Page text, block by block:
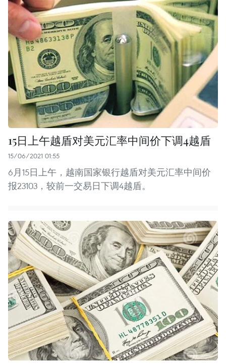
15日上午越盾对美元汇率中间价下调4越盾
15/06/2021 01:55
6月15日上午，越南国家银行越盾对美元汇率中间价
报23103，较前一交易日下调4越盾。